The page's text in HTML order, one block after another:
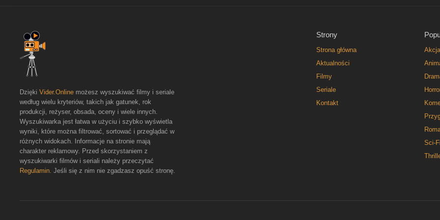
Strony
Strona główna
Aktualności
Filmy
Seriale
Kontakt
Akcja
Sci-Fi
Dzięki Vider.Online możesz wyszukiwać filmy i seriale
według wielu kryteriów, takich jak gatunek, rok
produkcji, reżyser, obsada, oceny i wiele innych.
Wyszukiwarka jest łatwa w użyciu i szybko wyświetla
wyniki, które można filtrować, sortować i przeglądać w
różnych widokach. Informacje na stronie mają
charakter reklamowy. Przed skorzystaniem z
wyszukiwarki filmów i seriali należy przeczytać
Regulamin. Jeśli się z nim nie zgadzasz opuść stronę.